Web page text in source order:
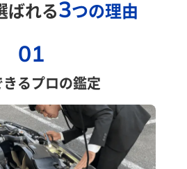
ばれる3つの理由
01
るプロの鑑定